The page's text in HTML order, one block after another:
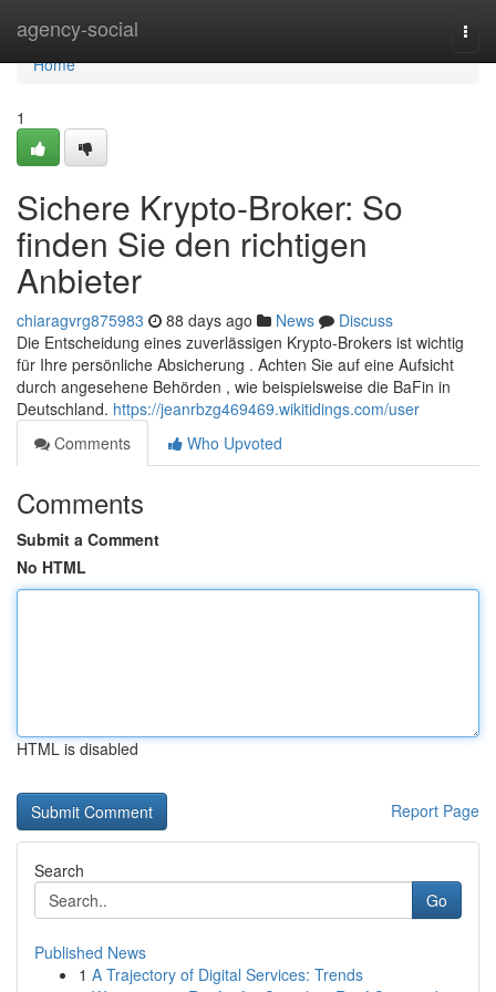
agency-social
Home
Home
1
Sichere Krypto-Broker: So
finden Sie den richtigen
Anbieter
chiaragvrg875983 88 days ago News
Discuss
Die Entscheidung eines zuverlässigen Krypto-Brokers ist wichtig
für Ihre persönliche Absicherung . Achten Sie auf eine Aufsicht
durch angesehene Behörden , wie beispielsweise die BaFin in
Deutschland. https://jeanrbzg469469.wikitidings.com/user
Comments
Who Upvoted
Comments
Submit a Comment
No HTML
HTML is disabled
Report Page
Search
Go
Published News
1 A Trajectory of Digital Services: Trends